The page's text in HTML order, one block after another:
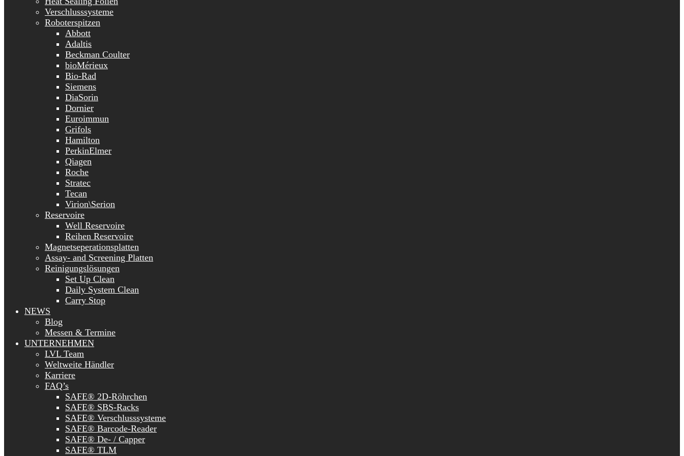
Verschlusssysteme
Roboterspitzen
Abbott
Adaltis
Beckman Coulter
bioMérieux
Bio-Rad
Siemens
DiaSorin
Dornier
Euroimmun
Grifols
Hamilton
PerkinElmer
Qiagen
Roche
Stratec
Tecan
Virion\Serion
Reservoire
Well Reservoire
Reihen Reservoire
Magnetseperationsplatten
Assay- and Screening Platten
Reinigungslösungen
Set Up Clean
Daily System Clean
Carry Stop
NEWS
Blog
Messen & Termine
UNTERNEHMEN
LVL Team
Weltweite Händler
Karriere
FAQ’s
SAFE® 2D-Röhrchen
SAFE® SBS-Racks
SAFE® Verschlusssysteme
SAFE® Barcode-Reader
SAFE® De- / Capper
SAFE® TLM